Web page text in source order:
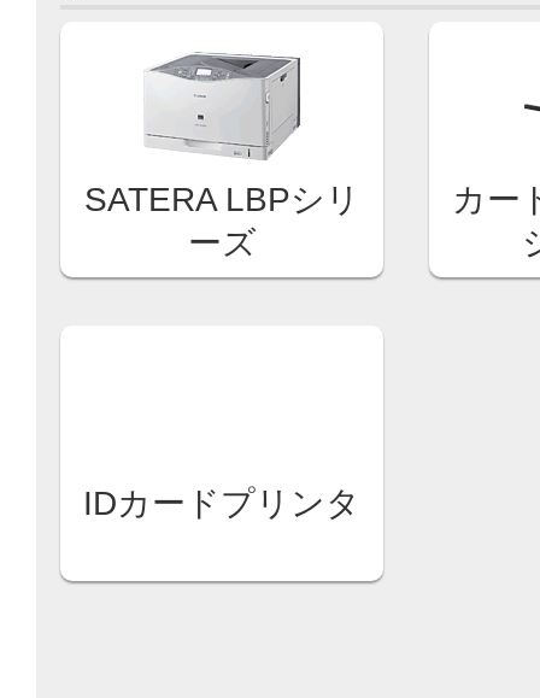
SATERA LBPシリ
ーズ
カー
IDカードプリンタ